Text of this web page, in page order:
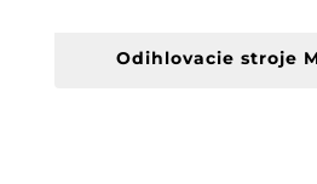
Odihlovacie stroje